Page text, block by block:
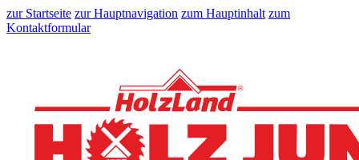
zur Startseite zur Hauptnavigation zum Hauptinhalt zum
Kontaktformular